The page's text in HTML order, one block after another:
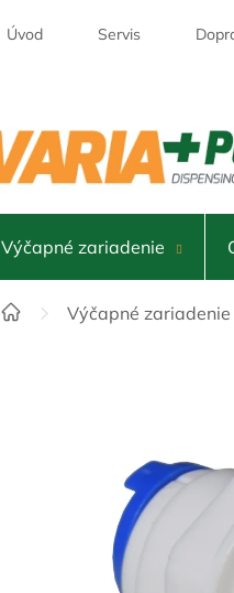
Úvod Servis
Výčapné zariadenie
DomovVýčapné zariadenie